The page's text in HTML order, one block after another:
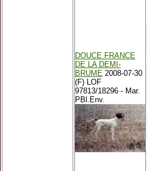
DOUCE FRANCE
DE LA DEMI-
BRUME 2008-07-30
(F) LOF
97813/18296 - Mar.
PBl.Env.